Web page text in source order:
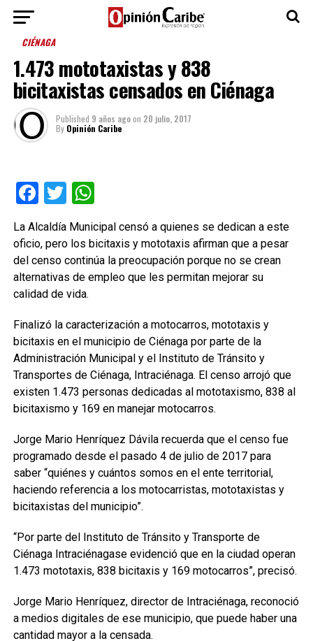
CIÉNAGA
1.473 mototaxistas y 838
bicitaxistas censados en Ciénaga
Published 9 años agoon 20 julio, 2017
By Opinión Caribe
Facebook
TwitterWhatsApp
La Alcaldía Municipal censó a quienes se dedican a este
oficio, pero los bicitaxis y mototaxis afirman que a pesar
del censo continúa la preocupación porque no se crean
alternativas de empleo que les permitan mejorar su
calidad de vida.
Finalizó la caracterización a motocarros, mototaxis y
bicitaxis en el municipio de Ciénaga por parte de la
Administración Municipal y el Instituto de Tránsito y
Transportes de Ciénaga, Intraciénaga. El censo arrojó que
existen 1.473 personas dedicadas al mototaxismo, 838 al
bicitaxismo y 169 en manejar motocarros.
Jorge Mario Henríquez Dávila recuerda que el censo fue
programado desde el pasado 4 de julio de 2017 para
saber “quiénes y cuántos somos en el ente territorial,
haciendo referencia a los motocarristas, mototaxistas y
bicitaxistas del municipio”.
“Por parte del Instituto de Tránsito y Transporte de
Ciénaga Intraciénagase evidenció que en la ciudad operan
1.473 mototaxis, 838 bicitaxis y 169 motocarros”, precisó.
Jorge Mario Henríquez, director de Intraciénaga, reconoció
a medios digitales de ese municipio, que puede haber una
cantidad mayor a la censada.